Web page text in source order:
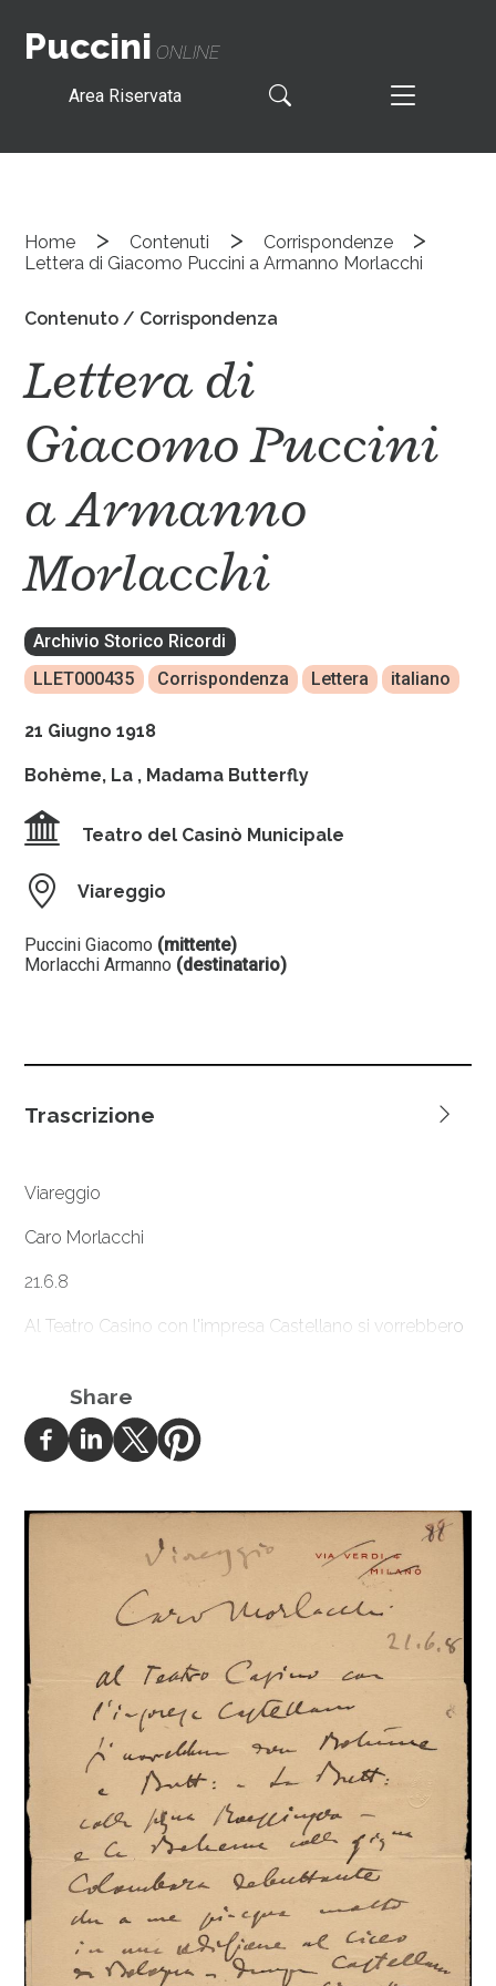
Puccini ONLINE
Area Riservata
Home > Contenuti > Corrispondenze >
Lettera di Giacomo Puccini a Armanno Morlacchi
Contenuto / Corrispondenza
Lettera di
Giacomo Puccini
a Armanno
Morlacchi
Archivio Storico Ricordi
LLET000435
Corrispondenza Lettera italiano
21 Giugno 1918
Bohème, La , Madama Butterfly
Teatro del Casinò Municipale
Viareggio
Puccini Giacomo (mittente)
Morlacchi Armanno (destinatario)
Trascrizione
Viareggio
Caro Morlacchi
21.6.8
Al Teatro Casino con l'impresa Castellano si vorrebbero
piacque molto in una edizione nel liceo di Bologna -
dunque Castellano mi dice che 3000 lire per spartito gli
sembra un pò troppo - Il Sig Tito
opera.
Guardi di combinare così.
Saluti suo aff
G Puccini
Share